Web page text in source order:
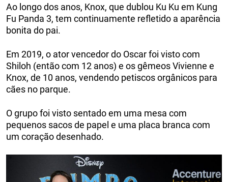
Ao longo dos anos, Knox, que dublou Ku Ku em Kung
Fu Panda 3, tem continuamente refletido a aparência
bonita do pai.
Em 2019, o ator vencedor do Oscar foi visto com
Shiloh (então com 12 anos) e os gêmeos Vivienne e
Knox, de 10 anos, vendendo petiscos orgânicos para
cães no parque.
O grupo foi visto sentado em uma mesa com
pequenos sacos de papel e uma placa branca com
um coração desenhado.